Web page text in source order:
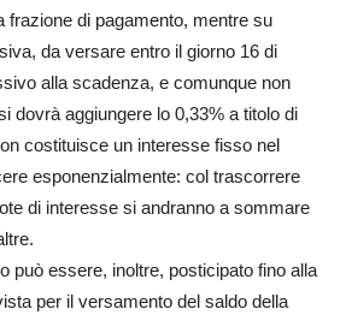
frazione di pagamento, mentre su
da versare entro il giorno 16 di
alla scadenza, e comunque non
dovrà aggiungere lo 0,33% a titolo di
costituisce un interesse fisso nel
esponenzialmente: col trascorrere
di interesse si andranno a sommare
può essere, inoltre, posticipato fino alla
per il versamento del saldo della